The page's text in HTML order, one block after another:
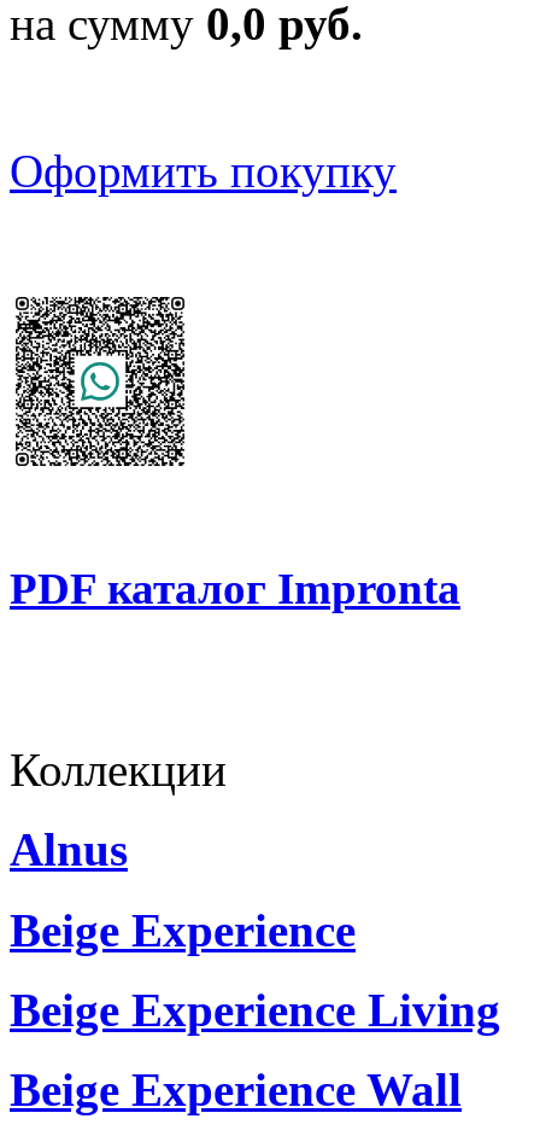
на сумму 0,0 руб.
Оформить покупку
PDF каталог Impronta
Коллекции
Alnus
Beige Experience
Beige Experience Living
Beige Experience Wall